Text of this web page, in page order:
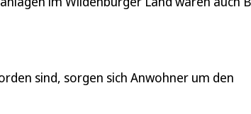
sind, sorgen sich Anwohner um den